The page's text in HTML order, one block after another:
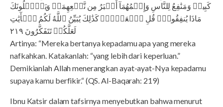
كَبِيرٞ وَمَنَٰفِعُ لِلنَّاسِ وَإِثۡمُهُمَآ أَكۡبَرُ مِن نَّفۡعِهِمَاۗ وَيَسۡ‍َٔلُونَكَ
مَاذَا يُنفِقُونَۖ قُلِ ٱلۡعَفۡوَۗ كَذَٰلِكَ يُبَيِّنُ ٱللَّهُ لَكُمُ ٱلۡأٓيَٰتِ
لَعَلَّكُمۡ تَتَفَكَّرُونَ ٢١٩
Artinya: “Mereka bertanya kepadamu apa yang mereka
nafkahkan. Katakanlah: “yang lebih dari keperluan.”
Demikianlah Allah menerangkan ayat-ayat-Nya kepadamu
supaya kamu berfikir.“ (QS. Al-Baqarah: 219)
Ibnu Katsir dalam tafsirnya menyebutkan bahwa menurut